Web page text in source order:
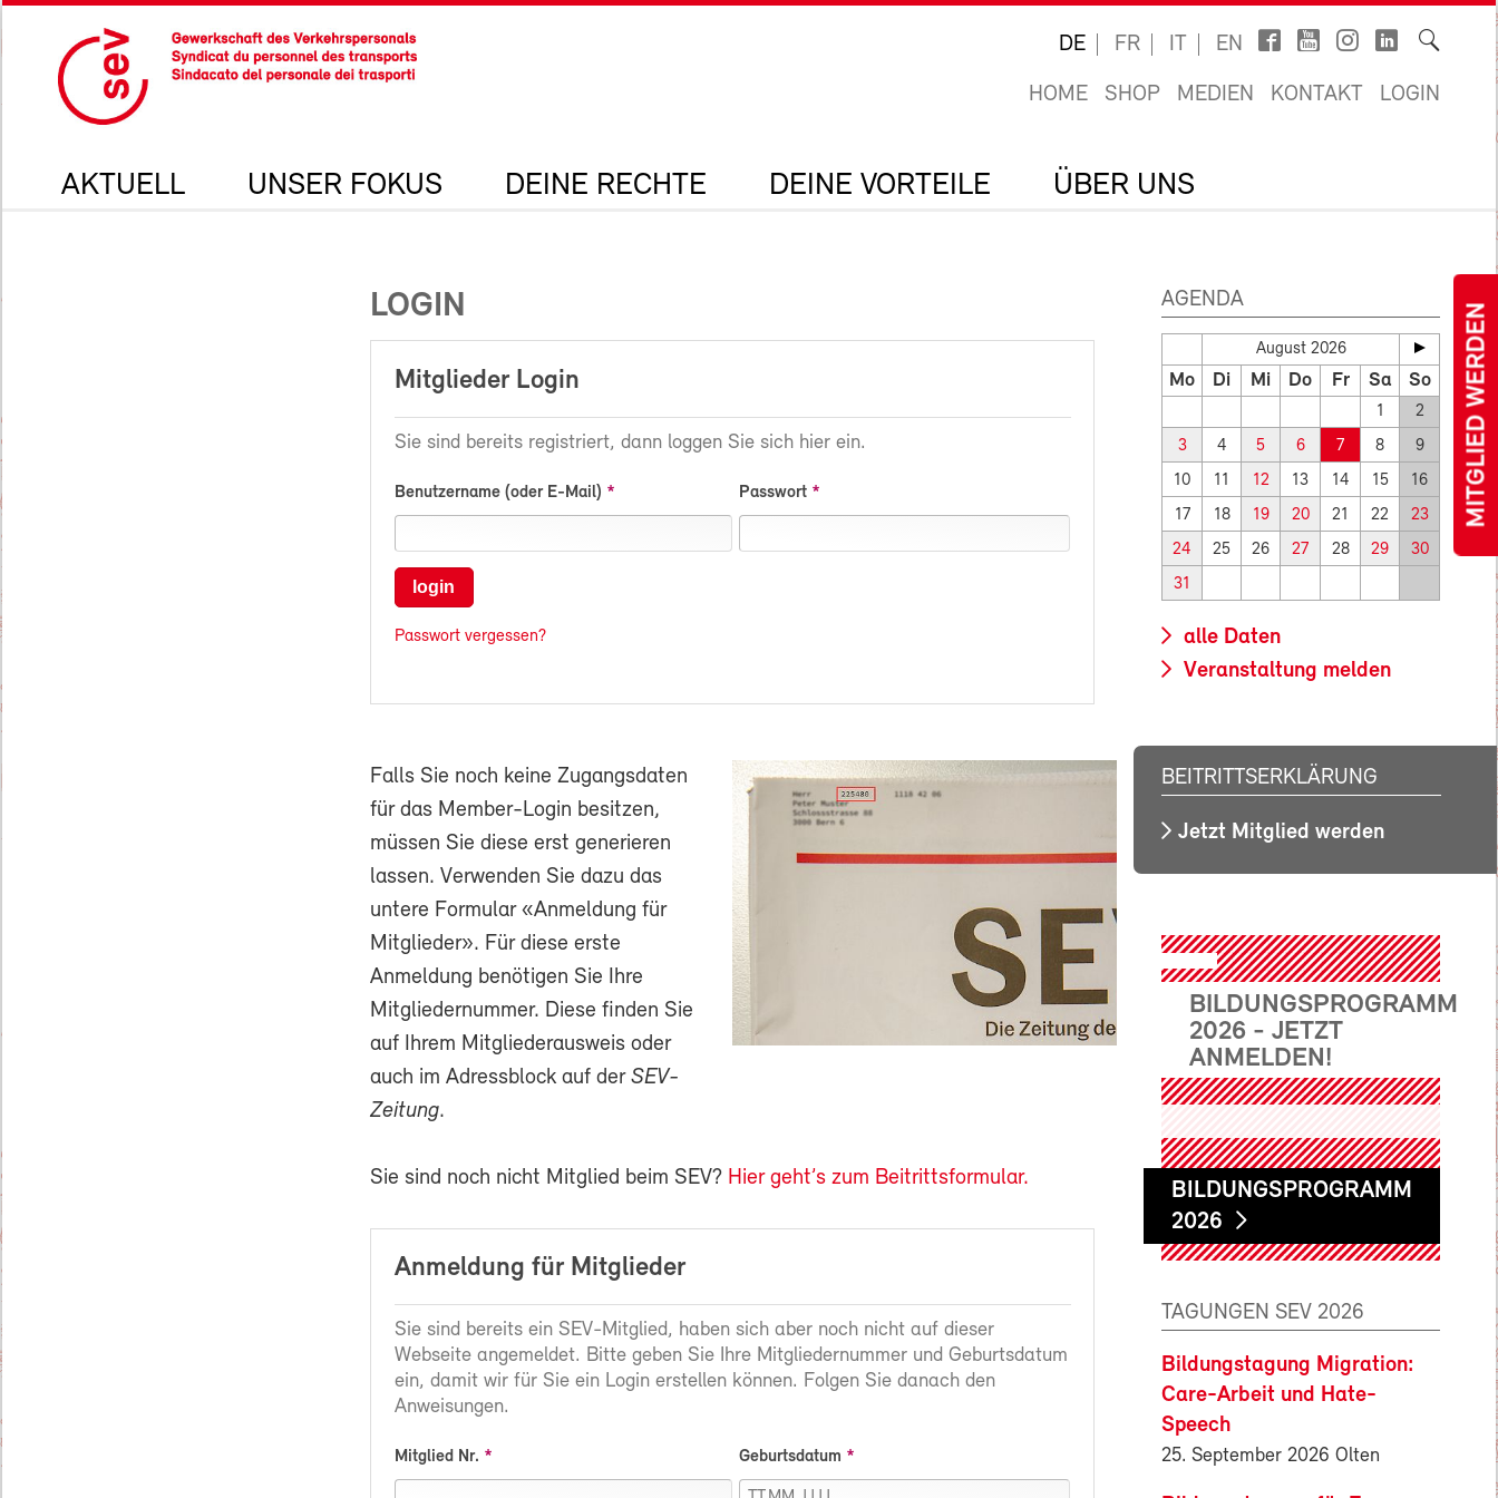
MITGLIED WERDEN
DE FR IT EN
HOME SHOP MEDIEN KONTAKT LOGIN
AKTUELL UNSER FOKUS DEINE RECHTE DEINE VORTEILE ÜBER UNS
LOGIN
Mitglieder Login
Sie sind bereits registriert, dann loggen Sie sich hier ein.
Benutzername (oder E-Mail) Passwort
login
Passwort vergessen?
Falls Sie noch keine Zugangsdaten
für das Member-Login besitzen,
müssen Sie diese erst generieren
lassen. Verwenden Sie dazu das
untere Formular «Anmeldung für
Mitglieder». Für diese erste
Anmeldung benötigen Sie Ihre
Mitgliedernummer. Diese finden Sie
auf Ihrem Mitgliederausweis oder
auch im Adressblock auf der SEV-
Zeitung.
Sie sind noch nicht Mitglied beim SEV? Hier geht’s zum Beitrittsformular.
Anmeldung für Mitglieder
Sie sind bereits ein SEV-Mitglied, haben sich aber noch nicht auf dieser
Webseite angemeldet. Bitte geben Sie Ihre Mitgliedernummer und Geburtsdatum
ein, damit wir für Sie ein Login erstellen können. Folgen Sie danach den
Anweisungen.
Mitglied Nr. Geburtsdatum
AGENDA
August 2026
Mo Di Mi Do Fr Sa So
1 2
3 4 5 6 7 8 9
10 11 12 13 14 15 16
17 18 19 20 21 22 23
24 25 26 27 28 29 30
31
alle Daten
Veranstaltung melden
BEITRITTSERKLÄRUNG
Jetzt Mitglied werden
BILDUNGSPROGRAMM
2026 - JETZT
ANMELDEN!
BILDUNGSPROGRAMM
2026
TAGUNGEN SEV 2026
Bildungstagung Migration:
Care-Arbeit und Hate-
Speech
25. September 2026 Olten